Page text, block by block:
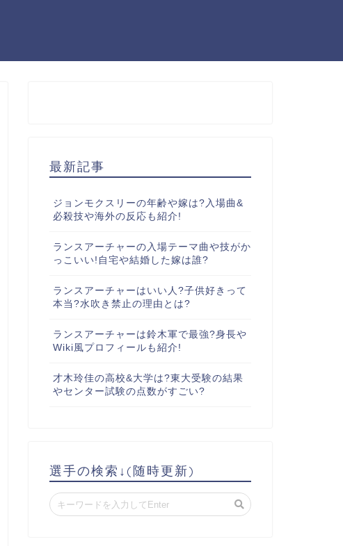
最新記事
ジョンモクスリーの年齢や嫁は?入場曲&
必殺技や海外の反応も紹介!
ランスアーチャーの入場テーマ曲や技がか
っこいい!自宅や結婚した嫁は誰?
ランスアーチャーはいい人?子供好きって
本当?水吹き禁止の理由とは?
ランスアーチャーは鈴木軍で最強?身長や
Wiki風プロフィールも紹介!
才木玲佳の高校&大学は?東大受験の結果
やセンター試験の点数がすごい?
選手の検索↓(随時更新)